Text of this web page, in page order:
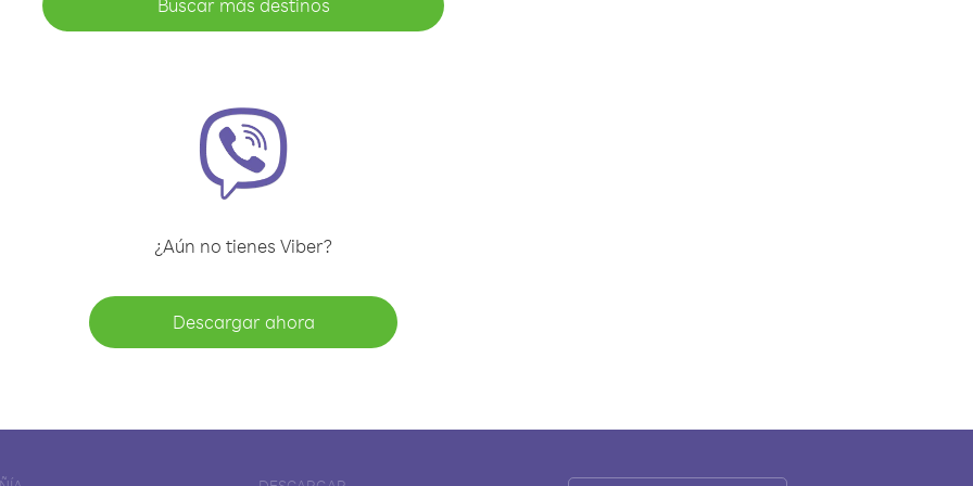
Buscar más destinos
¿Aún no tienes Viber?
Descargar ahora